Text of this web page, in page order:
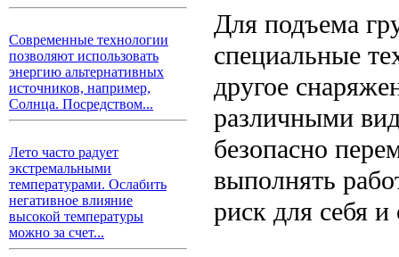
Современные технологии
позволяют использовать
энергию альтернативных
источников, например,
Солнца. Посредством...
Лето часто радует
экстремальными
температурами. Ослабить
негативное влияние
высокой температуры
можно за счет...
Для подъема
специальные
другое
различными
безопасно
выполнять
риск для себя